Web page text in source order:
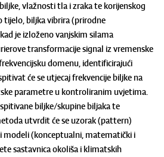
vlažnosti tla i zraka te korijenskog
tijelo, biljka vibrira (prirodne
je izloženo vanjskim silama
transformacije signal iz vremenske
domenu, identificirajući
će se utjecaj frekvencije biljke na
parametre u kontroliranim uvjetima.
biljke/skupine biljaka te
utvrdit će se uzorak (pattern)
modeli (konceptualni, matematički i
sastavnica okoliša i klimatskih